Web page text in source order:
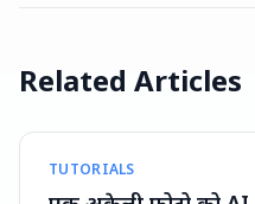
Related Articles
TUTORIALS